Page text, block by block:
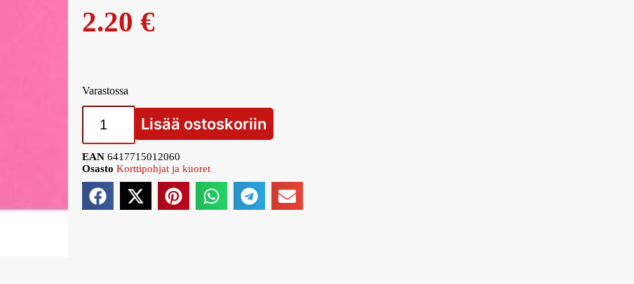
2.20 €
Varastossa
Lisää ostoskoriin
EAN 6417715012060
Osasto Korttipohjat ja kuoret